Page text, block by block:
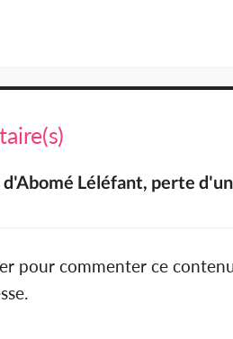
Léléfant, perte
pour commenter ce